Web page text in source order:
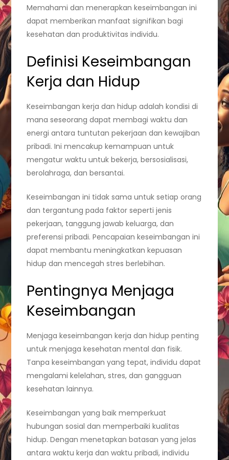
Memahami dan menerapkan keseimbangan ini
dapat memberikan manfaat signifikan bagi
kesehatan dan produktivitas individu.
Definisi Keseimbangan
Kerja dan Hidup
Keseimbangan kerja dan hidup adalah kondisi di
mana seseorang dapat membagi waktu dan
energi antara tuntutan pekerjaan dan kewajiban
pribadi. Ini mencakup kemampuan untuk
mengatur waktu untuk bekerja, bersosialisasi,
berolahraga, dan bersantai.
Keseimbangan ini tidak sama untuk setiap orang
dan tergantung pada faktor seperti jenis
pekerjaan, tanggung jawab keluarga, dan
preferensi pribadi. Pencapaian keseimbangan ini
dapat membantu meningkatkan kepuasan
hidup dan mencegah stres berlebihan.
Pentingnya Menjaga
Keseimbangan
Menjaga keseimbangan kerja dan hidup penting
untuk menjaga kesehatan mental dan fisik.
Tanpa keseimbangan yang tepat, individu dapat
mengalami kelelahan, stres, dan gangguan
kesehatan lainnya.
Keseimbangan yang baik memperkuat
hubungan sosial dan memperbaiki kualitas
hidup. Dengan menetapkan batasan yang jelas
antara waktu kerja dan waktu pribadi, individu